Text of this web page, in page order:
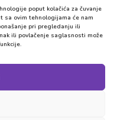
poput kolačića za čuvanje
sa ovim tehnologijama će nam
pri pregledanju ili
ili povlačenje saglasnosti može